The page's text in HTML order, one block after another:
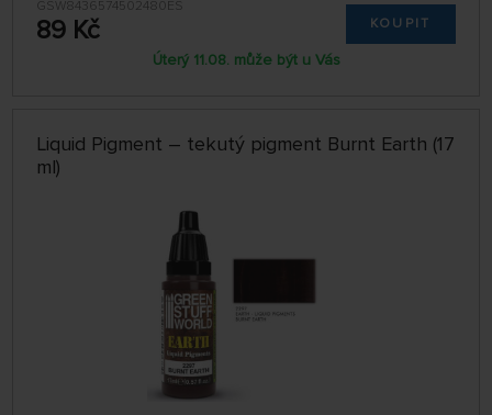
GSW8436574502480ES
89 Kč KOUPIT
Úterý 11.08. může být u Vás
Liquid Pigment – tekutý pigment Burnt Earth (17
ml)